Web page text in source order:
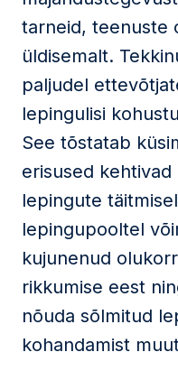
tarneid, teenuste
üldisemalt.
paljudel
lepingulisi
See tõstatab
erisused
lepingute
lepingupooltel
kujunenud
rikkumise eest
nõuda sõlmitud
kohandamist